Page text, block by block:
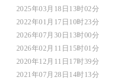
2025年03月18日13时02分
2022年01月17日10时23分
2026年07月30日13时00分
2026年02月11日15时01分
2020年12月11日17时39分
2021年07月28日14时13分